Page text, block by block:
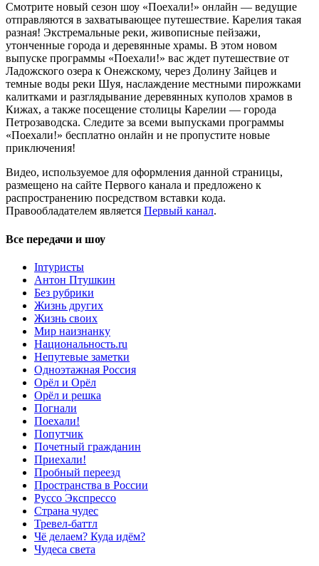
Смотрите новый сезон шоу «Поехали!» онлайн — ведущие
отправляются в захватывающее путешествие. Карелия такая
разная! Экстремальные реки, живописные пейзажи,
утонченные города и деревянные храмы. В этом новом
выпуске программы «Поехали!» вас ждет путешествие от
Ладожского озера к Онежскому, через Долину Зайцев и
темные воды реки Шуя, наслаждение местными пирожками
калитками и разглядывание деревянных куполов храмов в
Кижах, а также посещение столицы Карелии — города
Петрозаводска. Следите за всеми выпусками программы
«Поехали!» бесплатно онлайн и не пропустите новые
приключения!
Видео, используемое для оформления данной страницы,
размещено на сайте Первого канала и предложено к
распространению посредством вставки кода.
Правообладателем является Первый канал.
Все передачи и шоу
Inтуристы
Антон Птушкин
Без рубрики
Жизнь других
Жизнь своих
Мир наизнанку
Национальность.ru
Непутевые заметки
Одноэтажная Россия
Орёл и Орёл
Орёл и решка
Погнали
Поехали!
Попутчик
Почетный гражданин
Приехали!
Пробный переезд
Пространства в России
Руссо Экспрессо
Страна чудес
Тревел-баттл
Чё делаем? Куда идём?
Чудеса света